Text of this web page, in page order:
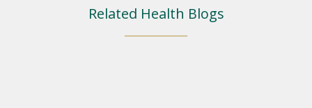
Related Health Blogs